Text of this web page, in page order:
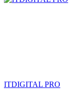
ITDIGITAL PRO